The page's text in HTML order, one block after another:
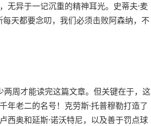
无异于一记沉重的精神耳光。史蒂夫·麦
天都要念叨，我们必须击败阿森纳，不
周才能读完这篇文章。但关键在于，这
老二的名号！克劳斯·托普穆勒打造了
西奥和延斯·诺沃特尼，以及善于罚点球